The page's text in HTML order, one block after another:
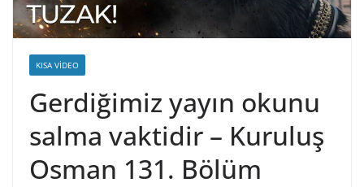
KISA VIDEO
Gerdiğimiz yayın okunu
salma vaktidir – Kuruluş
Osman 131. Bölüm